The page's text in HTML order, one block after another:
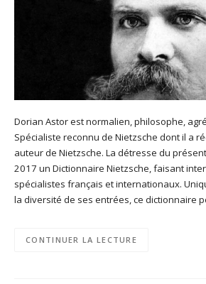
Dorian Astor est normalien, philosophe,
Spécialiste reconnu de Nietzsche dont il a
auteur de Nietzsche. La détresse du
2017 un Dictionnaire Nietzsche, faisant
spécialistes français et internationaux.
la diversité de ses entrées, ce dictionnaire
CONTINUER LA LECTURE